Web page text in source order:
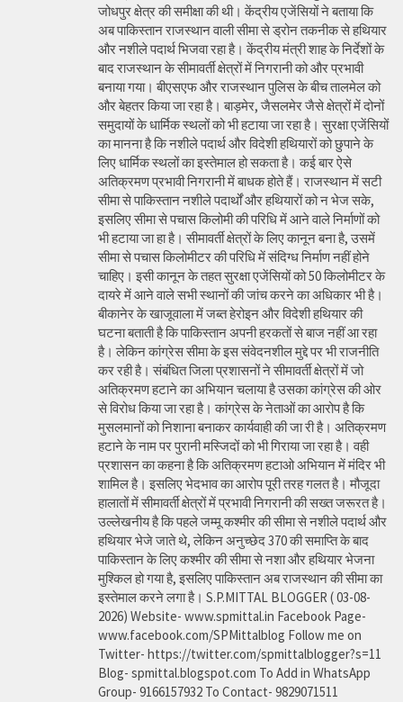
जोधपुर क्षेत्र की समीक्षा की थी। केंद्रीय एजेंसियों ने बताया कि
अब पाकिस्तान राजस्थान वाली सीमा से ड्रोन तकनीक से हथियार
और नशीले पदार्थ भिजवा रहा है। केंद्रीय मंत्री शाह के निर्देशों के
बाद राजस्थान के सीमावर्ती क्षेत्रों में निगरानी को और प्रभावी
बनाया गया। बीएसएफ और राजस्थान पुलिस के बीच तालमेल को
और बेहतर किया जा रहा है। बाड़मेर, जैसलमेर जैसे क्षेत्रों में दोनों
समुदायों के धार्मिक स्थलों को भी हटाया जा रहा है। सुरक्षा एजेंसियों
का मानना है कि नशीले पदार्थ और विदेशी हथियारों को छुपाने के
लिए धार्मिक स्थलों का इस्तेमाल हो सकता है। कई बार ऐसे
अतिक्रमण प्रभावी निगरानी में बाधक होते हैं। राजस्थान में सटी
सीमा से पाकिस्तान नशीले पदार्थों और हथियारों को न भेज सके,
इसलिए सीमा से पचास किलोमी की परिधि में आने वाले निर्माणों को
भी हटाया जा हा है। सीमावर्ती क्षेत्रों के लिए कानून बना है, उसमें
सीमा से पचास किलोमीटर की परिधि में संदिग्ध निर्माण नहीं होने
चाहिए। इसी कानून के तहत सुरक्षा एजेंसियों को 50 किलोमीटर के
दायरे में आने वाले सभी स्थानों की जांच करने का अधिकार भी है।
बीकानेर के खाजूवाला में जब्त हेरोइन और विदेशी हथियार की
घटना बताती है कि पाकिस्तान अपनी हरकतों से बाज नहीं आ रहा
है। लेकिन कांग्रेस सीमा के इस संवेदनशील मुद्दे पर भी राजनीति
कर रही है। संबंधित जिला प्रशासनों ने सीमावर्ती क्षेत्रों में जो
अतिक्रमण हटाने का अभियान चलाया है उसका कांग्रेस की ओर
से विरोध किया जा रहा है। कांग्रेस के नेताओं का आरोप है कि
मुसलमानों को निशाना बनाकर कार्यवाही की जा री है। अतिक्रमण
हटाने के नाम पर पुरानी मस्जिदों को भी गिराया जा रहा है। वही
प्रशासन का कहना है कि अतिक्रमण हटाओ अभियान में मंदिर भी
शामिल है। इसलिए भेदभाव का आरोप पूरी तरह गलत है। मौजूदा
हालातों में सीमावर्ती क्षेत्रों में प्रभावी निगरानी की सख्त जरूरत है।
उल्लेखनीय है कि पहले जम्मू कश्मीर की सीमा से नशीले पदार्थ और
हथियार भेजे जाते थे, लेकिन अनुच्छेद 370 की समाप्ति के बाद
पाकिस्तान के लिए कश्मीर की सीमा से नशा और हथियार भेजना
मुश्किल हो गया है, इसलिए पाकिस्तान अब राजस्थान की सीमा का
इस्तेमाल करने लगा है। S.P.MITTAL BLOGGER ( 03-08-
2026) Website- www.spmittal.in Facebook Page-
www.facebook.com/SPMittalblog Follow me on
Twitter- https://twitter.com/spmittalblogger?s=11
Blog- spmittal.blogspot.com To Add in WhatsApp
Group- 9166157932 To Contact- 9829071511